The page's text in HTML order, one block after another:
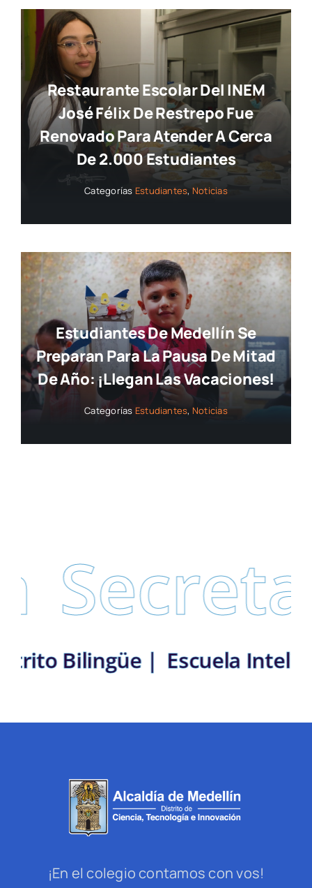
Restaurante Escolar Del INEM
José Félix De Restrepo Fue
Renovado Para Atender A Cerca
De 2.000 Estudiantes
Categorías Estudiantes, Noticias
Estudiantes De Medellín Se
Preparan Para La Pausa De Mitad
De Año: ¡llegan Las Vacaciones!
Categorías Estudiantes, Noticias
Distrito Bilingüe |
¡En el colegio contamos con vos!